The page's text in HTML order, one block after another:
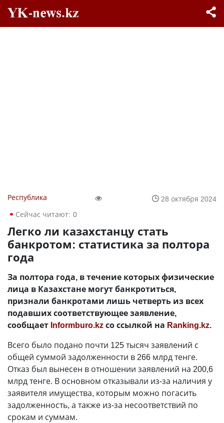
Республика
28 октября 2024
Сейчас читают: 0
Легко ли казахстанцу стать
банкротом: статистика за полтора
года
За полтора года, в течение которых физические
лица в Казахстане могут банкротиться,
признали банкротами лишь четверть из всех
подавших соответствующее заявление,
сообщает Informburo.kzсо ссылкой на Ranking.kz.
Всего было подано почти 125 тысяч заявлений с
общей суммой задолженности в 266 млрд тенге.
Отказ был вынесен в отношении заявлений на 200,6
млрд тенге. В основном отказывали из-за наличия у
заявителя имущества, которым можно погасить
задолженность, а также из-за несоответствий по
срокам и суммам.